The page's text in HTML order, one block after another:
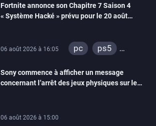
switch 2
Fortnite annonce son Chapitre 7 Saison 4
« Système Hacké » prévu pour le 20 août
06 août 2026 à 16:05 pc
ps5
switch
ios
android
ps4
Sony commence à afficher un message
concernant l’arrêt des jeux physiques sur le
06 août 2026 à 15:00